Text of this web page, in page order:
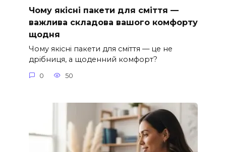
Чому якісні пакети для сміття —
важлива складова вашого комфорту
щодня
Чому якісні пакети для сміття — це не
дрібниця, а щоденний комфорт?
0 50